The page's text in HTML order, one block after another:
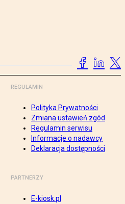
REGULAMIN
Polityka Prywatności
Zmiana ustawień zgód
Regulamin serwisu
Informacje o nadawcy
Deklaracja dostępności
PARTNERZY
E-kiosk.pl